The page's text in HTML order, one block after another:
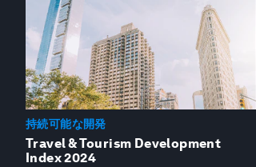
持続可能な開発
Travel & Tourism Development
Index 2024